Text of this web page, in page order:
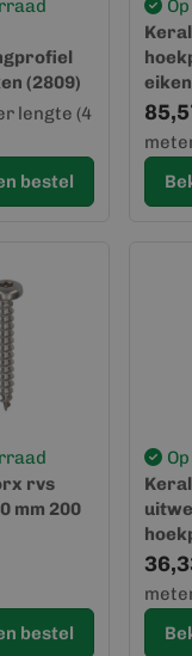
(2809)
lengte (4
bestel
rvs
mm 200
bestel